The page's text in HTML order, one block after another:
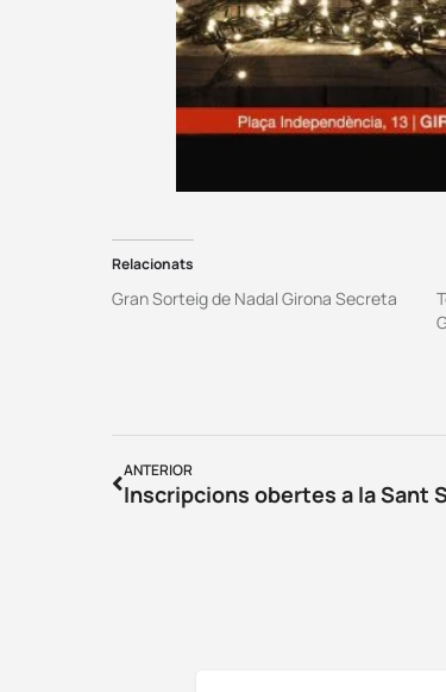
Relacionats
Gran Sorteig de Nadal Girona Secreta
ANTERIOR